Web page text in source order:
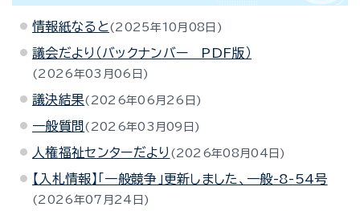
情報紙なると 2025年10月08日
議会だより（バックナンバー PDF版）
2026年03月06日
議決結果 2026年06月26日
一般質問 2026年03月09日
人権福祉センターだより 2026年08月04日
【入札情報】「一般競争」更新しました、一般-8-54号
2026年07月24日